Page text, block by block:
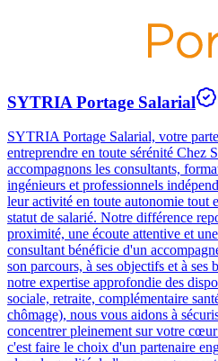
SYTRIA Portage Salarial
SYTRIA Portage Salarial, votre
entreprendre en toute sérénité Chez
accompagnons les consultants,
ingénieurs et professionnels
leur activité en toute autonomie tout
statut de salarié. Notre différence
proximité, une écoute attentive et
consultant bénéficie d'un
son parcours, à ses objectifs et à ses
notre expertise approfondie des
sociale, retraite, complémentaire
chômage), nous vous aidons à
concentrer pleinement sur votre
c'est faire le choix d'un partenaire